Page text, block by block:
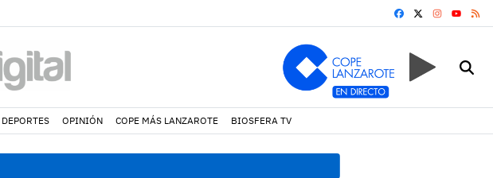
FACEBOOK
YOUTUBE
DEPORTES OPINIÓN COPE MÁS LANZAROTE BIOSFERA TV